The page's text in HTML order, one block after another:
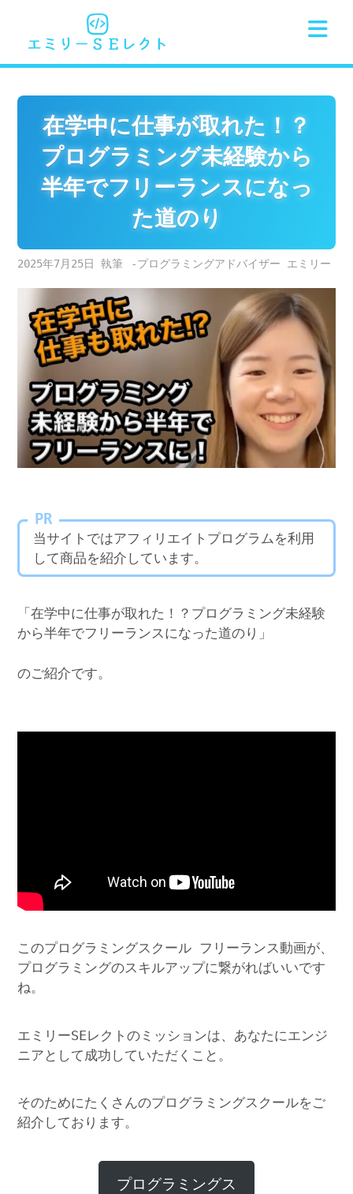
content
在学中に仕事が取れた！？
プログラミング未経験から
半年でフリーランスになっ
た道のり
2025年7月25日 -プログラミングアドバイザー エミリー
PR
当サイトではアフィリエイトプログラムを利用
して商品を紹介しています。
「在学中に仕事が取れた！？プログラミング未経験
から半年でフリーランスになった道のり」
のご紹介です。
このプログラミングスクール フリーランス動画が、
プログラミングのスキルアップに繋がればいいです
ね。
エミリーSEレクトのミッションは、あなたにエンジ
ニアとして成功していただくこと。
そのためにたくさんのプログラミングスクールをご
紹介しております。
プログラミングス